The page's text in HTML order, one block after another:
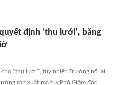
định 'thu lưới', băng
cho "thu lưới", tuy nhiên Trường nổ lại
sản xuất ma túy.Phó Giám đốc